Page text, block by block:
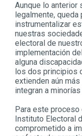
Aunque lo anterior
legalmente,
instrumentalizar
nuestras
electoral de
implementación
alguna
los dos principios
extienden aún
integran a
Para este
Instituto Electoral
comprometido a